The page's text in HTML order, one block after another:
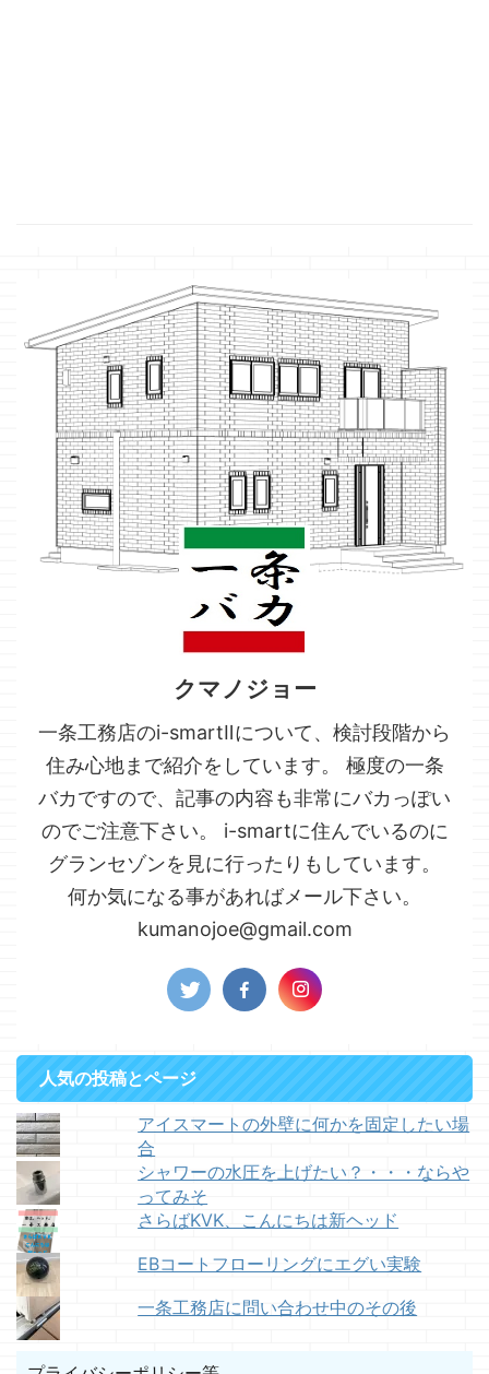
クマノジョー
一条工務店のi-smartⅡについて、検討段階から
住み心地まで紹介をしています。 極度の一条
バカですので、記事の内容も非常にバカっぽい
のでご注意下さい。 i-smartに住んでいるのに
グランセゾンを見に行ったりもしています。
何か気になる事があればメール下さい。
kumanojoe@gmail.com
人気の投稿とページ
アイスマートの外壁に何かを固定したい場
合
シャワーの水圧を上げたい？・・・ならや
ってみそ
さらばKVK、こんにちは新ヘッド
EBコートフローリングにエグい実験
一条工務店に問い合わせ中のその後